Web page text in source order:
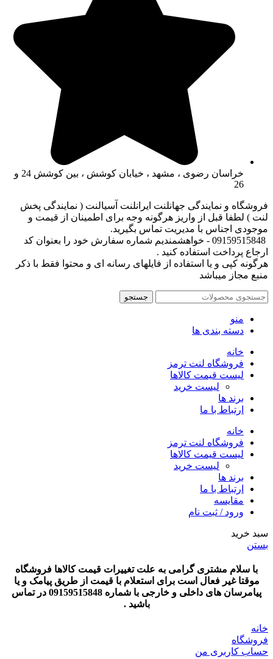
خراسان رضوی ، مشهد ، خیابان کوشش ، بین کوشش 24 و
26
فروشگاه و نمایندگی جهانلنت ایرانلنت آسیالنت ( نمایندگی پخش
لنت ) لطفا قبل از واریز هرگونه وجه برای اطمینان از قیمت و
موجودی اجناس با مدیریت تماس بگیرید.
09159515848 - خواهشمندیم شماره سفارش خود را بعنوان کد
ارجاع پرداخت استفاده کنید .
هرگونه کپی و یا استفاده از فایلهای رسانه ای و محتوا فقط با ذکر
منبع مجاز میباشد
جستجو
منو
دسته بندی ها
خانه
فروشگاه لنت ترمز
لیست قیمت کالاها
لیست خرید
برند ها
ارتباط با ما
خانه
فروشگاه لنت ترمز
لیست قیمت کالاها
لیست خرید
برند ها
ارتباط با ما
مقایسه
ورود / ثبت نام
سبد خرید
بستن
با سلام مشتری گرامی به علت تغییرات قیمت کالاها فروشگاه
موقتا غیر فعال است برای استعلام با قیمت از طریق پیامک و یا
پیامرسان های داخلی و خارجی با شماره 09159515848 در تماس
باشید .
خانه
فروشگاه
حساب کاربری من